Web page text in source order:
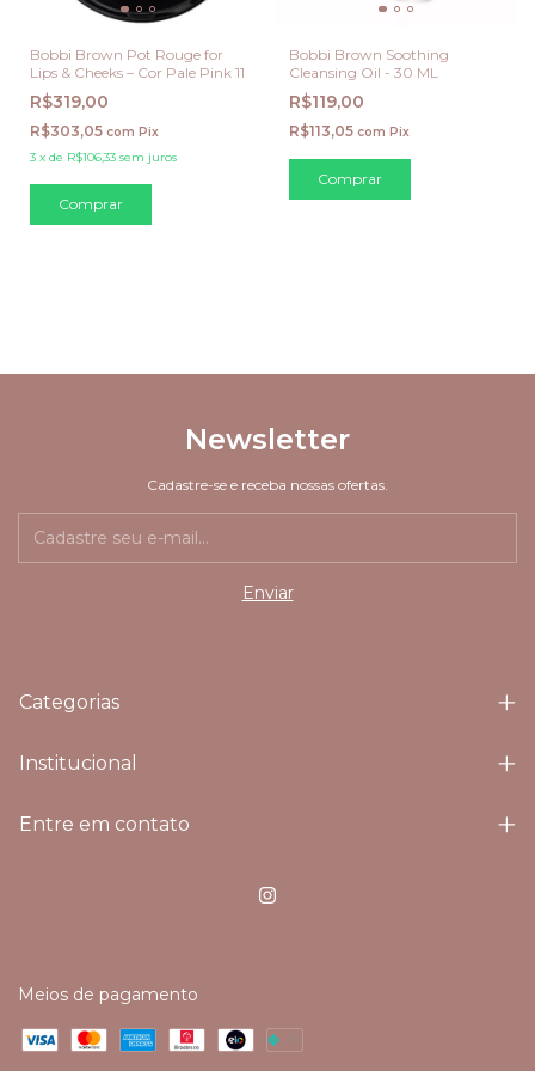
Bobbi Brown Pot Rouge for
Lips & Cheeks – Cor Pale Pink 11
R$319,00
R$303,05 com Pix
3 x de R$106,33 sem juros
Bobbi Brown Soothing
Cleansing Oil - 30 ML
R$119,00
R$113,05 com Pix
Newsletter
Cadastre-se e receba nossas ofertas.
Categorias
Institucional
Entre em contato
Meios de pagamento